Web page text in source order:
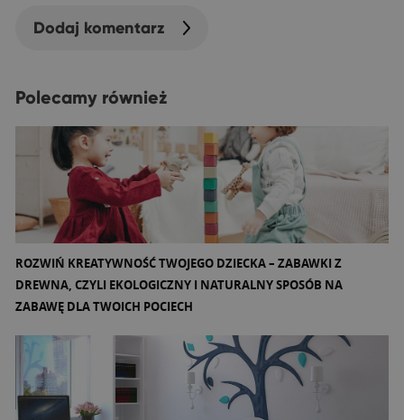
Dodaj komentarz
Polecamy również
ROZWIŃ KREATYWNOŚĆ TWOJEGO DZIECKA – ZABAWKI Z
DREWNA, CZYLI EKOLOGICZNY I NATURALNY SPOSÓB NA
ZABAWĘ DLA TWOICH POCIECH